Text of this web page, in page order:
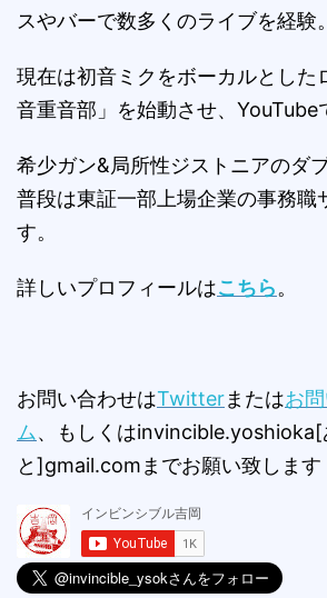
スやバーで数多くのライブを経験。
現在は初音ミクをボーカルとした
音重音部」を始動させ、YouTube
希少ガン&局所性ジストニアのダ
普段は東証一部上場企業の事務職
す。
詳しいプロフィールはこちら。
お問い合わせはTwitterまたはお
ム、もしくはinvincible.yoshioka[
と]gmail.comまでお願い致します